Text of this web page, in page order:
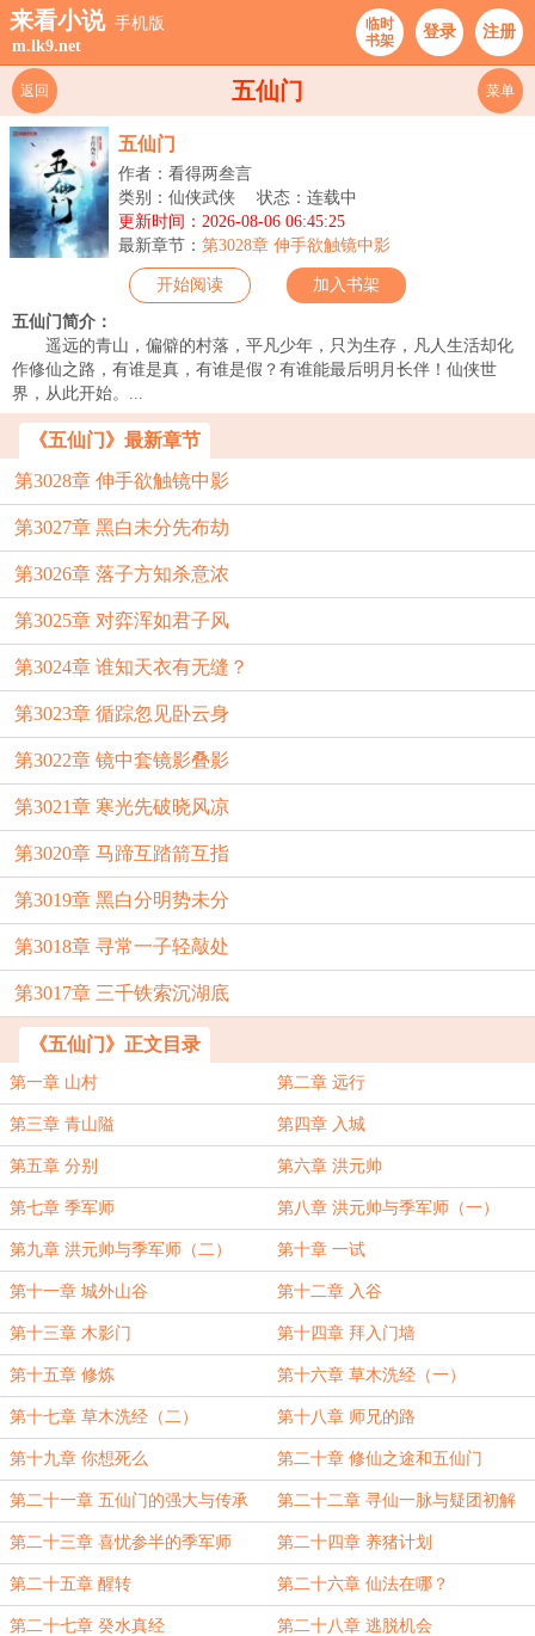
来看小说 手机版
m.lk9.net
临时
书架
登录 注册
五仙门
返回 菜单
五仙门
作者：看得两叁言
类别：仙侠武侠
状态：连载中
更新时间：2026-08-06 06:45:25
最新章节： 第3028章 伸手欲触镜中影
开始阅读 加入书架
五仙门简介：
遥远的青山，偏僻的村落，平凡少年，只为生存，凡人生活却化
作修仙之路，有谁是真，有谁是假？有谁能最后明月长伴！仙侠世
界，从此开始。...
《五仙门》最新章节
第3028章 伸手欲触镜中影
第3027章 黑白未分先布劫
第3026章 落子方知杀意浓
第3025章 对弈浑如君子风
第3024章 谁知天衣有无缝？
第3023章 循踪忽见卧云身
第3022章 镜中套镜影叠影
第3021章 寒光先破晓风凉
第3020章 马蹄互踏箭互指
第3019章 黑白分明势未分
第3018章 寻常一子轻敲处
第3017章 三千铁索沉湖底
《五仙门》正文目录
第一章 山村 第二章 远行
第三章 青山隘 第四章 入城
第五章 分别 第六章 洪元帅
第七章 季军师 第八章 洪元帅与季军师（一）
第九章 洪元帅与季军师（二） 第十章 一试
第十一章 城外山谷 第十二章 入谷
第十三章 木影门 第十四章 拜入门墙
第十五章 修炼 第十六章 草木洗经（一）
第十七章 草木洗经（二） 第十八章 师兄的路
第十九章 你想死么 第二十章 修仙之途和五仙门
第二十一章 五仙门的强大与传承 第二十二章 寻仙一脉与疑团初解
第二十三章 喜忧参半的季军师 第二十四章 养猪计划
第二十五章 醒转 第二十六章 仙法在哪？
第二十七章 癸水真经 第二十八章 逃脱机会